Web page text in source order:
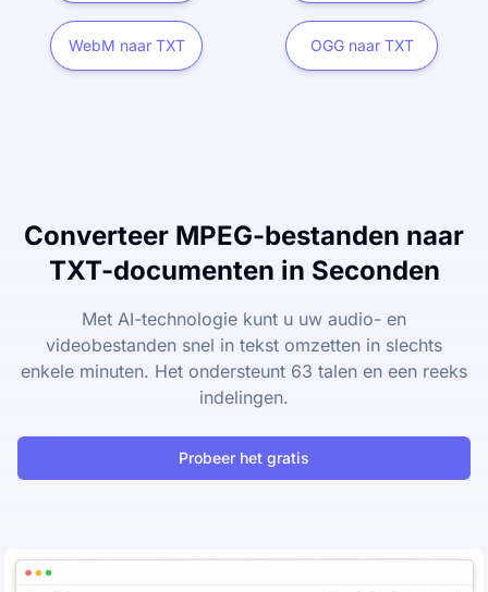
WebM naar TXT OGG naar TXT
Converteer MPEG-bestanden naar
TXT-documenten in Seconden
Met AI-technologie kunt u uw audio- en
videobestanden snel in tekst omzetten in slechts
enkele minuten. Het ondersteunt 63 talen en een reeks
indelingen.
Probeer het gratis